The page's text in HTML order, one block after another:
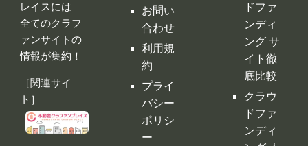
レイスには
全てのクラフ
ァンサイトの
情報が集約！
［関連サイ
ト］
お問い
合わせ
利用規
約
プライ
バシー
ポリシ
ー
ドファ
ンディ
ング サ
イト徹
底比較
クラウ
ドファ
ンディ